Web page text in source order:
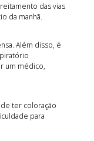
das vias
da manhã.
Além disso, é
um médico,
ter coloração
para